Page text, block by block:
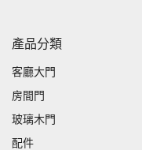
產品分類
客廳大門
房間門
玻璃木門
配件